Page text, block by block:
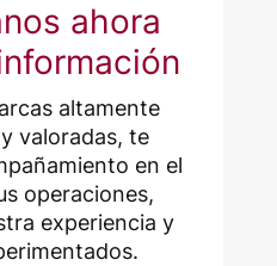
ahora
altamente
valoradas, te
en el
operaciones,
experiencia y